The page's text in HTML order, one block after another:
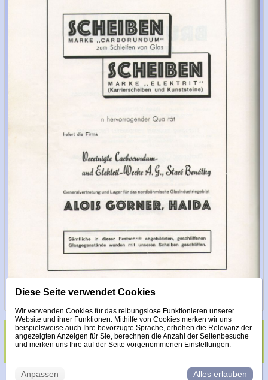
Glas veredelt mit Steinen Made with Swarovski
Diese Seite verwendet Cookies
Wir verwenden Cookies für das reibungslose Funktionieren unserer
Website und ihrer Funktionen. Mithilfe von Cookies merken wir uns
beispielsweise auch Ihre bevorzugte Sprache, erhöhen die Relevanz der
angezeigten Anzeigen für Sie, berechnen die Anzahl der Seitenbesuche
und merken uns Ihre auf der Seite vorgenommenen Einstellungen.
Anpassen Alles erlauben